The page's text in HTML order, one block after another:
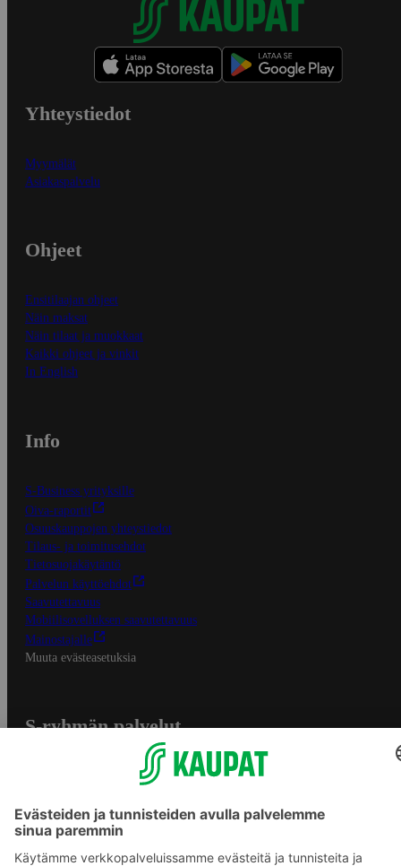
Yhteystiedot
Myymälät
Asiakaspalvelu
Ohjeet
Ensitilaajan ohjeet
Näin maksat
Näin tilaat ja muokkaat
Kaikki ohjeet ja vinkit
In English
Info
S-Business yrityksille
Oiva-raportit
Osuuskauppojen yhteystiedot
Tilaus- ja toimitusehdot
Tietosuojakäytäntö
Palvelun käyttöehdot
Saavutettavuus
Mobiilisovelluksen saavutettavuus
Mainostajalle
Muuta evästeasetuksia
S-ryhmän palvelut
Yhteishyvä Ruoka -sovellus
S-ostoslista -sovellus
Prisma.fi